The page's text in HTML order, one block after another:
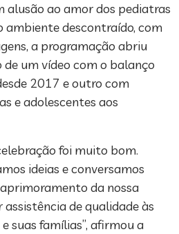
alusão ao amor dos pediatras
ambiente descontraído, com
a programação abriu
um vídeo com o balanço
2017 e outro com
e adolescentes aos
foi muito bom.
ideias e conversamos
da nossa
de qualidade às
suas famílias”, afirmou a